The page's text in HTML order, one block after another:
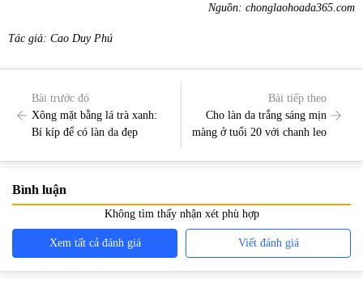
Nguồn: chonglaohoada365.com
Tác giả: Cao Duy Phú
Bài trước đó
Xông mặt bằng lá trà xanh:
Bí kíp để có làn da đẹp
Bài tiếp theo
Cho làn da trắng sáng mịn
màng ở tuổi 20 với chanh leo
Bình luận
Không tìm thấy nhận xét phù hợp
Xem tất cả đánh giá Viết đánh giá